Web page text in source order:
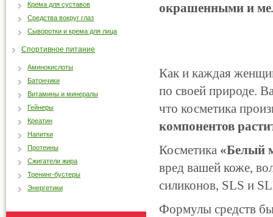
окрашенными и
Как и каждая
по своей природе.
что косметика
компонентов
Косметика «Белый
вред вашей коже,
силиконов, SLS и
Формулы средств
Крема для суставов
Средства вокруг глаз
Сыворотки и крема для лица
Спортивное питание
Аминокислоты
Батончики
Витамины и минералы
Гейнеры
Креатин
Напитки
Протеины
Сжигатели жира
Тренинг-бустеры
Энергетики